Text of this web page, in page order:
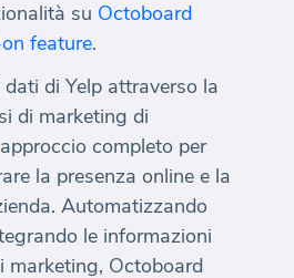
su Octoboard
feature.
di Yelp attraverso la
di marketing di
completo per
la presenza online e la
Automatizzando
le informazioni
marketing, Octoboard